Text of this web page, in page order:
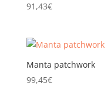
91,43€
Manta patchwork
99,45€